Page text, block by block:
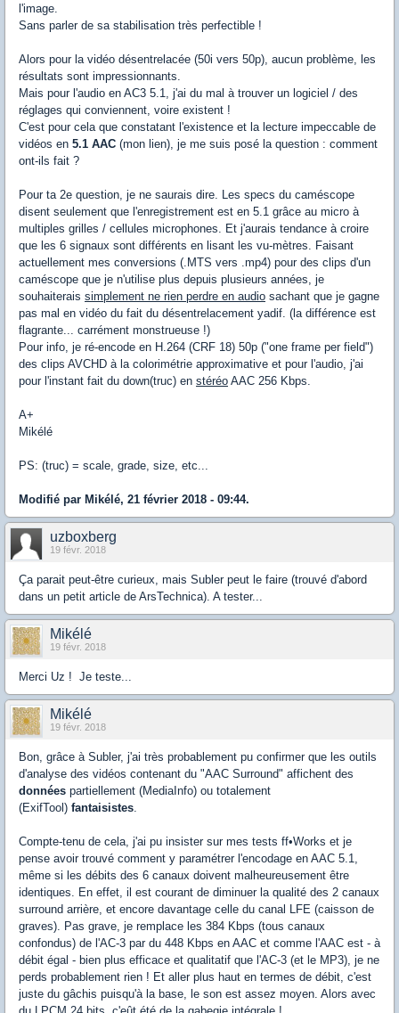
l'image.
Sans parler de sa stabilisation très perfectible !
Alors pour la vidéo désentrelacée (50i vers 50p), aucun problème, les
résultats sont impressionnants.
Mais pour l'audio en AC3 5.1, j'ai du mal à trouver un logiciel / des
réglages qui conviennent, voire existent !
C'est pour cela que constatant l'existence et la lecture impeccable de
vidéos en 5.1 AAC (mon lien), je me suis posé la question : comment
ont-ils fait ?
Pour ta 2e question, je ne saurais dire. Les specs du caméscope
disent seulement que l'enregistrement est en 5.1 grâce au micro à
multiples grilles / cellules microphones. Et j'aurais tendance à croire
que les 6 signaux sont différents en lisant les vu-mètres. Faisant
actuellement mes conversions (.MTS vers .mp4) pour des clips d'un
caméscope que je n'utilise plus depuis plusieurs années, je
souhaiterais simplement ne rien perdre en audio sachant que je gagne
pas mal en vidéo du fait du désentrelacement yadif. (la différence est
flagrante... carrément monstrueuse !)
Pour info, je ré-encode en H.264 (CRF 18) 50p ("one frame per field")
des clips AVCHD à la colorimétrie approximative et pour l'audio, j'ai
pour l'instant fait du down(truc) en stéréo AAC 256 Kbps.
A+
Mikélé
PS: (truc) = scale, grade, size, etc...
Modifié par Mikélé, 21 février 2018 - 09:44.
uzboxberg
19 févr. 2018
Ça parait peut-être curieux, mais Subler peut le faire (trouvé d'abord
dans un petit article de ArsTechnica). A tester...
Mikélé
19 févr. 2018
Merci Uz ! Je teste...
Mikélé
19 févr. 2018
Bon, grâce à Subler, j'ai très probablement pu confirmer que les outils
d'analyse des vidéos contenant du "AAC Surround" affichent des
données partiellement (MediaInfo) ou totalement
(ExifTool) fantaisistes
Compte-tenu de cela, j'ai pu insister sur mes tests ff•Works et je
pense avoir trouvé comment y paramétrer l'encodage en AAC 5.1,
même si les débits des 6 canaux doivent malheureusement être
identiques. En effet, il est courant de diminuer la qualité des 2 canaux
surround arrière, et encore davantage celle du canal LFE (caisson de
graves). Pas grave, je remplace les 384 Kbps (tous canaux
confondus) de l'AC-3 par du 448 Kbps en AAC et comme l'AAC est - à
débit égal - bien plus efficace et qualitatif que l'AC-3 (et le MP3), je ne
perds probablement rien ! Et aller plus haut en termes de débit, c'est
juste du gâchis puisqu'à la base, le son est assez moyen. Alors avec